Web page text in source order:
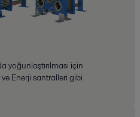
yoğunlaştırılması için
Enerji santralleri gibi